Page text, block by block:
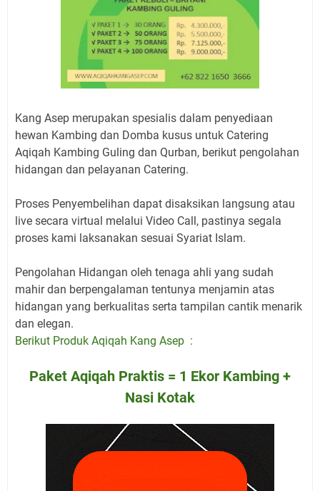
Kang Asep merupakan spesialis dalam penyediaan
hewan Kambing dan Domba kusus untuk Catering
Aqiqah Kambing Guling dan Qurban, berikut pengolahan
hidangan dan pelayanan Catering.
Proses Penyembelihan dapat disaksikan langsung atau
live secara virtual melalui Video Call, pastinya segala
proses kami laksanakan sesuai Syariat Islam.
Pengolahan Hidangan oleh tenaga ahli yang sudah
mahir dan berpengalaman tentunya menjamin atas
hidangan yang berkualitas serta tampilan cantik menarik
dan elegan.
Berikut Produk Aqiqah Kang Asep :
Paket Aqiqah Praktis = 1 Ekor Kambing +
Nasi Kotak